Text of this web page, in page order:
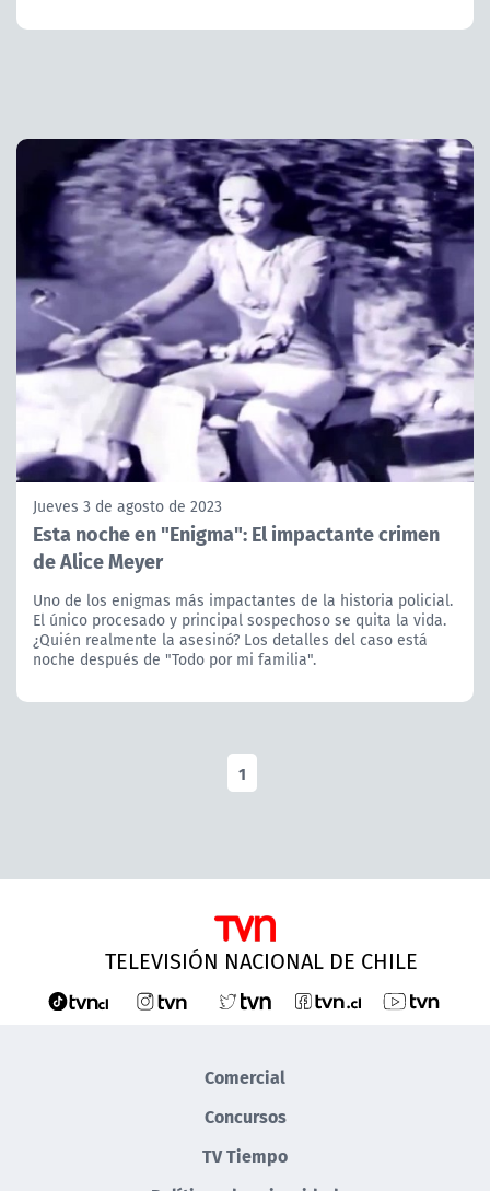
Jueves 3 de agosto de 2023
Esta noche en "Enigma": El impactante crimen
de Alice Meyer
Uno de los enigmas más impactantes de la historia policial.
El único procesado y principal sospechoso se quita la vida.
¿Quién realmente la asesinó? Los detalles del caso está
noche después de "Todo por mi familia".
1
TELEVISIÓN NACIONAL DE CHILE
Comercial
Concursos
TV Tiempo